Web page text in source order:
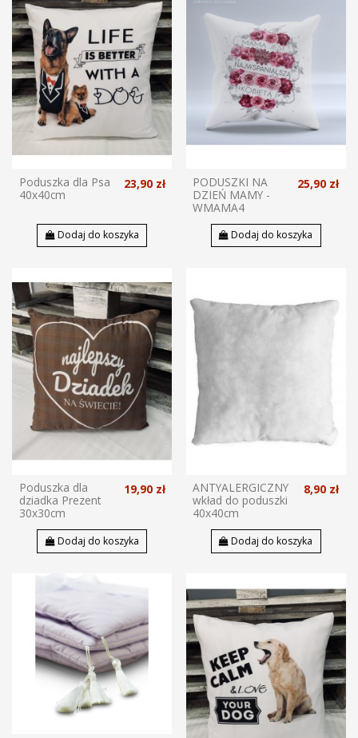
Poduszka dla Psa
40x40cm
23,90 zł
Dodaj do koszyka
PODUSZKI NA
DZIEŃ MAMY -
WMAMA4
25,90 zł
Dodaj do koszyka
Poduszka dla
dziadka Prezent
30x30cm
19,90 zł
Dodaj do koszyka
ANTYALERGICZNY
wkład do poduszki
40x40cm
8,90 zł
Dodaj do koszyka